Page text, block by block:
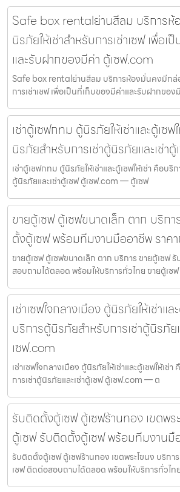
Safe box rentalย่านสีลม บริการ
นิรภัยให้เช่าสำหรับการเช่าเซฟ เพื่อเ
และรับฝากของมีค่า ตู้เซฟ.com
Safe box rentalย่านสีลม บริการห้องมั่นคงมีกล่
การเช่าเซฟ เพื่อเป็นที่เก็บของมีค่าและรับฝากของ
เช่าตู้เซฟกทม ตู้นิรภัยให้เช่าและตู้เซ
นิรภัยสำหรับการเช่าตู้นิรภัยและเช่า
เช่าตู้เซฟกทม ตู้นิรภัยให้เช่าและตู้เซฟให้เช่า คือบริ
ตู้นิรภัยและเช่าตู้เซฟ ตู้เซฟ.com — ตู้เซฟ
ขายตู้เซฟ ตู้เซฟขนาดเล็ก ตาก บริก
ตั้งตู้เซฟ พร้อมทีมงานมืออาชีพ ราค
ขายตู้เซฟ ตู้เซฟขนาดเล็ก ตาก บริการ ขายตู้เซฟ
สอบถามได้ตลอด พร้อมให้บริการทั่วไทย ขายตู้เซฟ
เช่าเซฟใจกลางเมือง ตู้นิรภัยให้เช่าแล
บริการตู้นิรภัยสำหรับการเช่าตู้นิรภัย
เซฟ.com
เช่าเซฟใจกลางเมือง ตู้นิรภัยให้เช่าและตู้เซฟให้เช่
การเช่าตู้นิรภัยและเช่าตู้เซฟ ตู้เซฟ.com — ต
รับติดตั้งตู้เซฟ ตู้เซฟร้านทอง เขตพร
ตู้เซฟ รับติดตั้งตู้เซฟ พร้อมทีมงานมื
รับติดตั้งตู้เซฟ ตู้เซฟร้านทอง เขตพระโขนง บริก
เซฟ ติดต่อสอบถามได้ตลอด พร้อมให้บริการทั่วไท